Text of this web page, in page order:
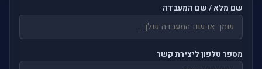
שם מלא / שם המעבדה
מספר טלפון ליצירת קשר